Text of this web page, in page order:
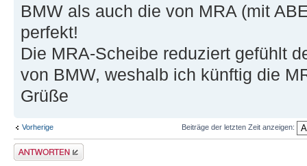
BMW als auch die von MRA (mit
perfekt!
Die MRA-Scheibe reduziert gefühlt
von BMW, weshalb ich künftig die
Grüße
Vorherige Beiträge der letzten Zeit anzeigen:
Antwort erstellen